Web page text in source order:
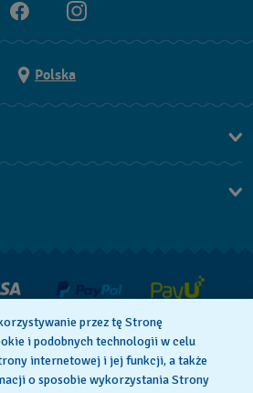
Polska
przez tę Stronę
i podobnych technologii w celu
internetowej i jej funkcji, a także
o sposobie wykorzystania Strony